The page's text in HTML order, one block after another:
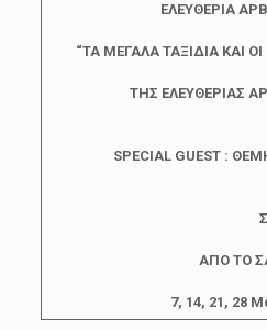
ΕΛΕΥΘΕΡΙΑ
“ΤΑ ΜΕΓΑΛΑ ΤΑΞΙΔΙΑ ΚΑΙ
ΤΗΣ
SPECIAL GUEST :
ΣΤΟ
ΑΠΟ ΤΟ
7, 14, 21, 28